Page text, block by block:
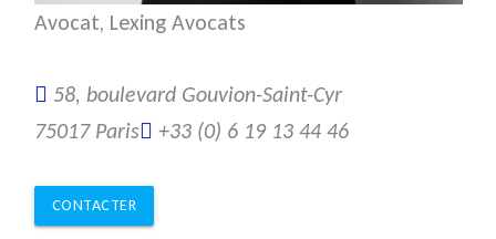
Avocat, Lexing Avocats
58, boulevard Gouvion-Saint-Cyr
75017 Paris
+33 (0) 6 19 13 44 46
CONTACTER